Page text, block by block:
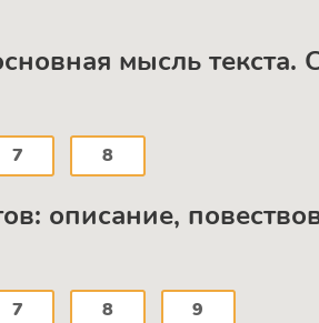
мысль текста.
7 8
описание,
7 8 9